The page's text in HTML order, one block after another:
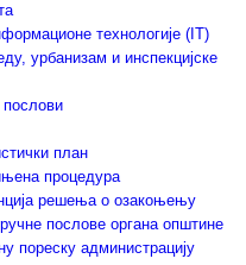
технологије (IT)
урбанизам и инспекцијске
послови
план
процедура
решења о озакоњењу
послове органа општине
пореску администрацију